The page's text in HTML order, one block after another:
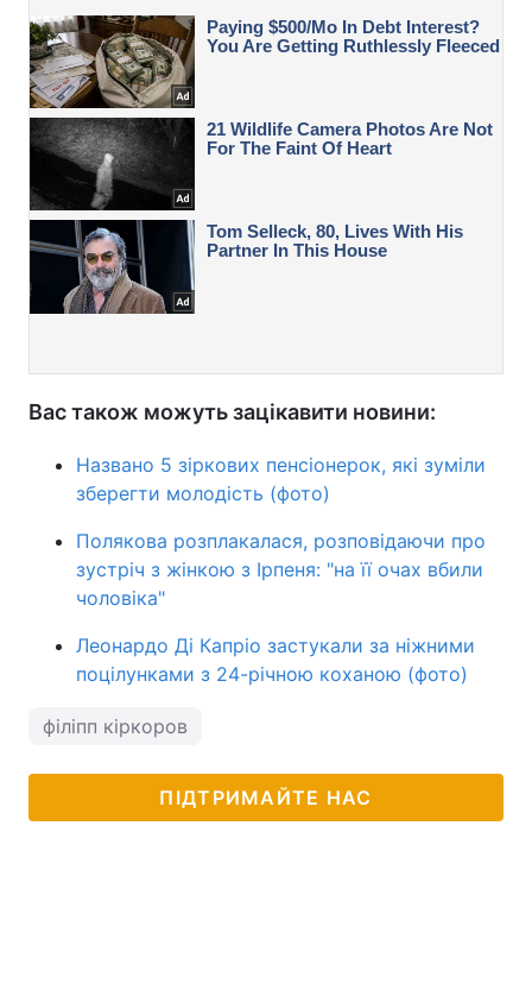
Вас також можуть зацікавити новини:
Названо 5 зіркових пенсіонерок, які зуміли
зберегти молодість (фото)
Полякова розплакалася, розповідаючи про
зустріч з жінкою з Ірпеня: "на її очах вбили
чоловіка"
Леонардо Ді Капріо застукали за ніжними
поцілунками з 24-річною коханою (фото)
філіпп кіркоров
ПІДТРИМАЙТЕ НАС